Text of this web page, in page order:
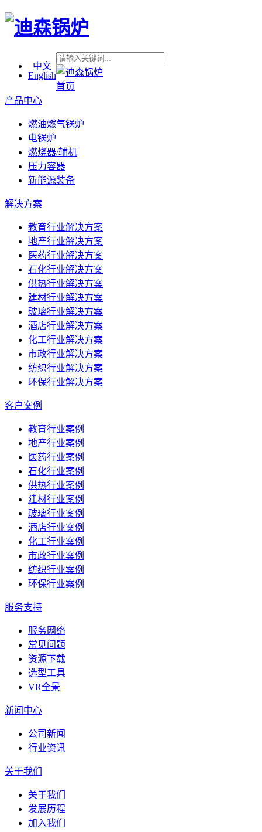
中文
English
首页
产品中心
燃油燃气锅炉
电锅炉
燃烧器/辅机
压力容器
新能源装备
解决方案
教育行业解决方案
地产行业解决方案
医药行业解决方案
石化行业解决方案
供热行业解决方案
建材行业解决方案
玻璃行业解决方案
酒店行业解决方案
化工行业解决方案
市政行业解决方案
纺织行业解决方案
环保行业解决方案
客户案例
教育行业案例
地产行业案例
医药行业案例
石化行业案例
供热行业案例
建材行业案例
玻璃行业案例
酒店行业案例
化工行业案例
市政行业案例
纺织行业案例
环保行业案例
服务支持
服务网络
常见问题
资源下载
选型工具
VR全景
新闻中心
公司新闻
行业资讯
关于我们
关于我们
发展历程
加入我们